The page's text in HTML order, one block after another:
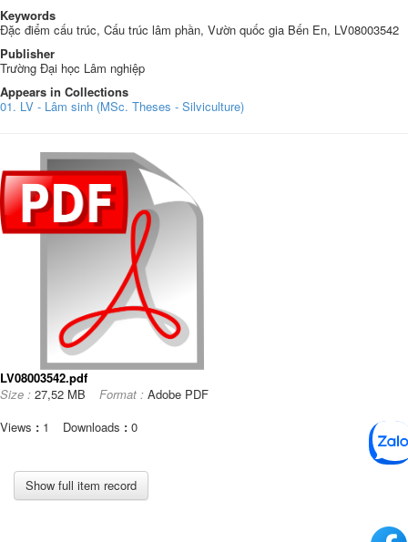
Keywords
Đặc điểm cấu trúc, Cấu trúc lâm phần, Vườn quốc gia Bến En, LV08003542
Publisher
Trường Đại học Lâm nghiệp
Appears in Collections
01. LV - Lâm sinh (MSc. Theses - Silviculture)
LV08003542.pdf
Size : 27,52 MB Format : Adobe PDF
Views : 1 Downloads : 0
Show full item record